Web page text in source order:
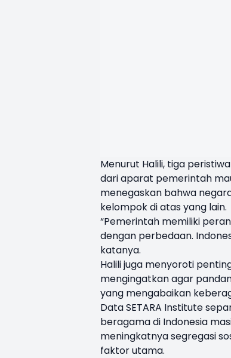
Menurut Halili, tiga
dari aparat pemerintah
menegaskan bahwa
kelompok di atas yang lain.
“Pemerintah memiliki
dengan perbedaan.
katanya.
Halili juga menyoroti
mengingatkan agar
yang mengabaikan
Data SETARA Institute
beragama di Indonesia
meningkatnya segregasi
faktor utama.